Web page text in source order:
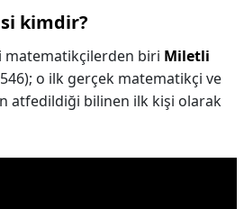
kimdir?
matematikçilerden biri Miletli
o ilk gerçek matematikçi ve
atfedildiği bilinen ilk kişi olarak